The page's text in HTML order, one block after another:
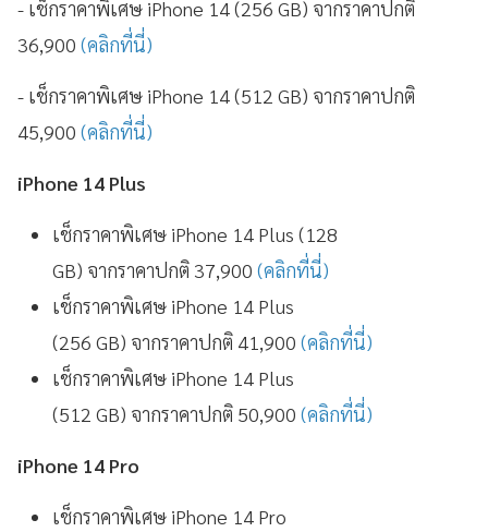
- เช็กราคาพิเศษ iPhone 14 (256 GB) จากราคาปกติ
36,900 (คลิกที่นี่)
- เช็กราคาพิเศษ iPhone 14 (512 GB) จากราคาปกติ
45,900 (คลิกที่นี่)
iPhone 14 Plus
เช็กราคาพิเศษ iPhone 14 Plus (128
GB) จากราคาปกติ 37,900 (คลิกที่นี่)
เช็กราคาพิเศษ iPhone 14 Plus
(256 GB) จากราคาปกติ 41,900 (คลิกที่นี่)
เช็กราคาพิเศษ iPhone 14 Plus
(512 GB) จากราคาปกติ 50,900 (คลิกที่นี่)
iPhone 14 Pro
เช็กราคาพิเศษ iPhone 14 Pro